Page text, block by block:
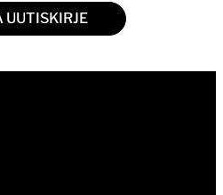
UUTISKIRJE